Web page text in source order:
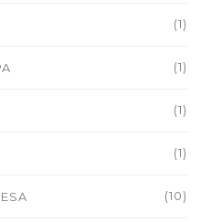
(1)
(1)
(1)
(1)
(10)